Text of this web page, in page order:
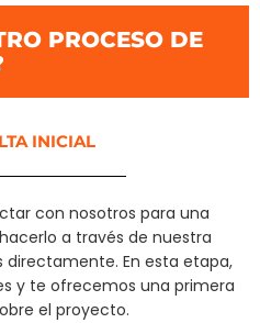
PROCESO DE
INICIAL
con nosotros para una
a través de nuestra
directamente. En esta etapa,
y te ofrecemos una primera
el proyecto.